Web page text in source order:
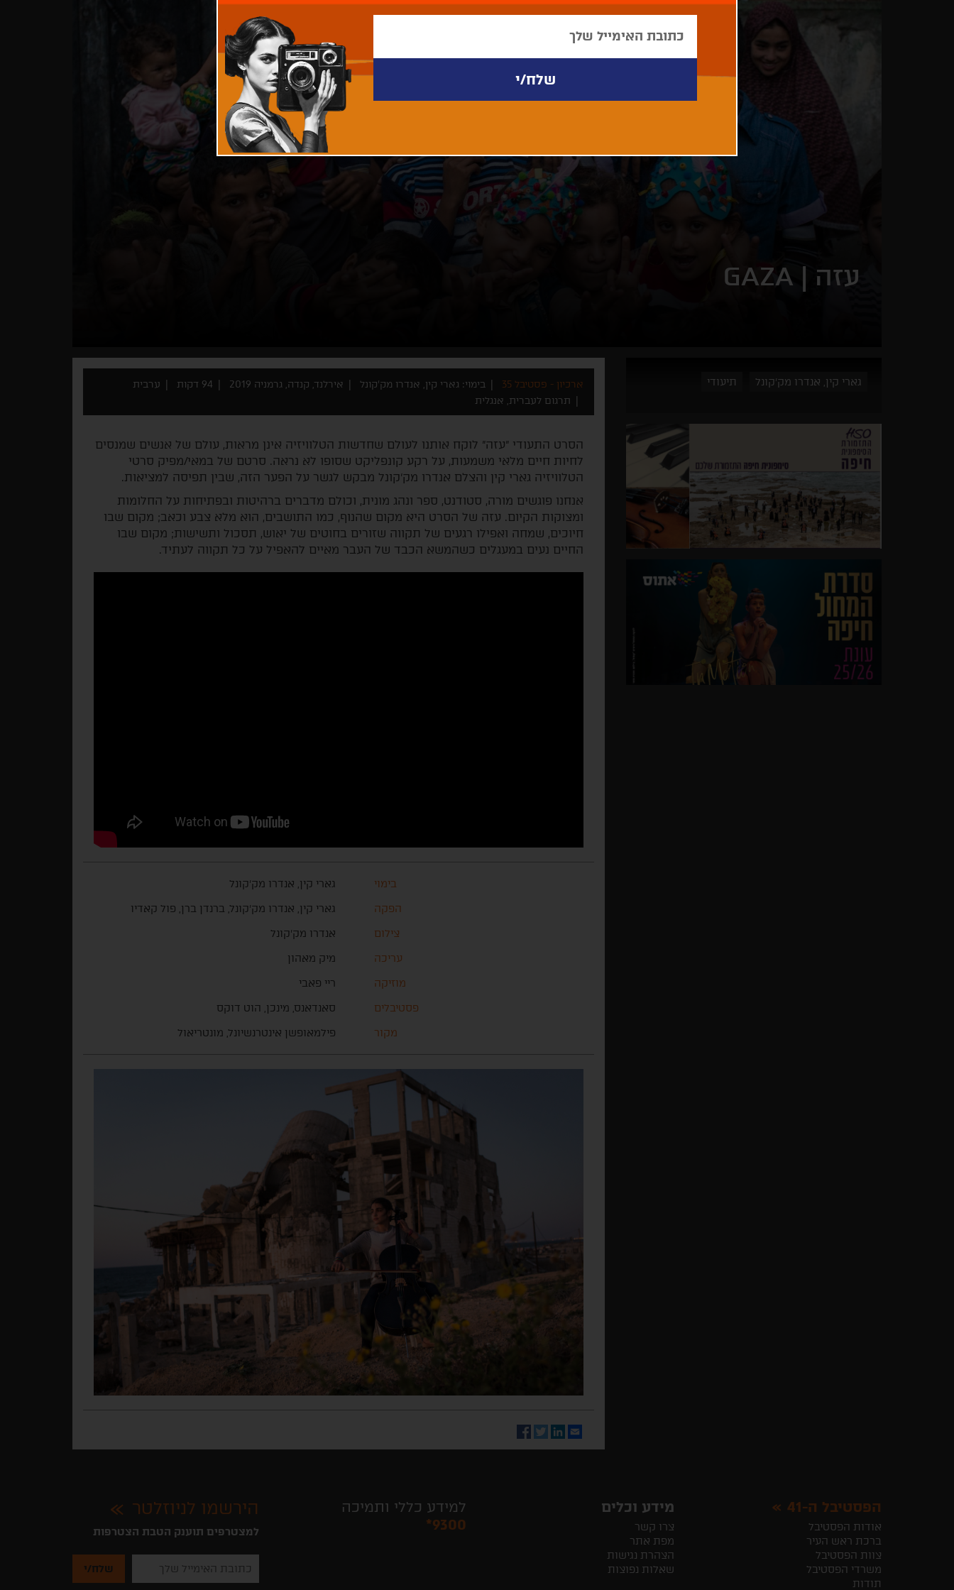
עזה | GAZA
גארי קין, אנדרו מק'קונל תיעודי ארכיון - פסטיבל 35 בימוי: גארי קין, אנדרו מק'קונל אירלנד, קנדה, גרמניה 2019 94 דקות
ערבית
תרגום לעברית, אנגלית
הסרט התעודי "עזה" לוקח אותנו לעולם שחדשות הטלוויזיה אינן מראות, עולם של אנשים שמנסים
לחיות חיים מלאי משמעות, על רקע קונפליקט שסופו לא נראה. סרטם של במאי/מפיק סרטי
הטלוויזיה גארי קין והצלם אנדרו מק'קונל מבקש לגשר על הפער הזה, שבין תפיסה למציאות.
אנחנו פוגשים מורה, סטודנט, ספר ונהג מונית, וכולם מדברים ברהיטות ובפתיחות על החלומות
ומצוקות הקיום. עזה של הסרט היא מקום שהנוף, כמו התושבים, הוא מלא צבע וכאב; מקום שבו
חיוכים, שמחה ואפילו רגעים של תקווה שזורים בחוטים של יאוש, תסכול ותשישות; מקום שבו
החיים נעים במעגלים כשהמשא הכבד של העבר מאיים להאפיל על כל תקווה לעתיד.
בימוי
גארי קין, אנדרו מק'קונל
הפקה
גארי קין, אנדרו מק'קונל, ברנדן ברן, פול קאדיו
צילום
אנדרו מק'קונל
עריכה
מיק מאהון
מוזיקה
ריי פאבי
פסטיבלים
סאנדאנס, מינכן, הוט דוקס
מקור
פילמאופשן אינטרנשיונל, מונטריאול
Email
LinkedIn
Twitter
Facebook
הפסטיבל ה-41
אודות הפסטיבל
ברכת ראש העיר
צוות הפסטיבל
משרדי הפסטיבל
תודות
מידע וכלים
צרו קשר
מפת אתר
הצהרת נגישות
שאלות נפוצות
למידע כללי ותמיכה
*9300
הירשמו לניוזלטר
למצטרפים תוענק הטבת הצטרפות
להזין
את